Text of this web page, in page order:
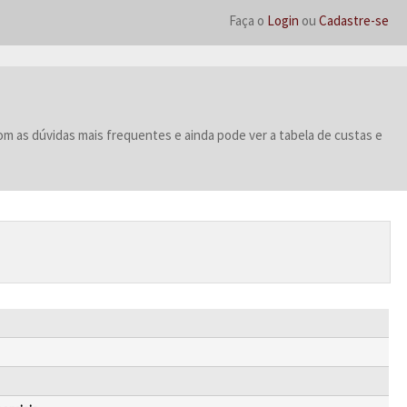
Faça o Login ou Cadastre-se
as dúvidas mais frequentes e ainda pode ver a tabela de custas e